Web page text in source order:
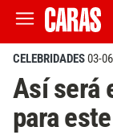
CELEBRIDADES03-
Así será
para